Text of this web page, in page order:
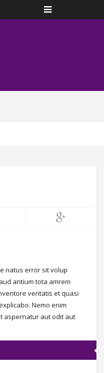
Toggle
navigation
natus error sit volup
antium tota amrem
veritatis et quasi
Nemo enim
aspernatur aut odit aut
dolores eos qui ratione
quisquam est, qui
adipisci velit,